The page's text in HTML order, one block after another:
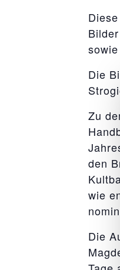
Die
Zu
den
wie
Die